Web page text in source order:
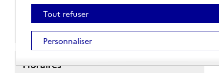
Contact
Site internet
Horaires
Tout refuser
Personnaliser